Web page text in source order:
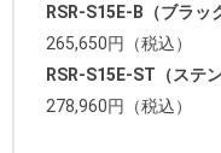
RSR-S15E-B（ブラッ
265,650円（税込）
RSR-S15E-ST（ステン
278,960円（税込）